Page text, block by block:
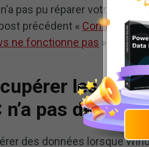
pas pu réparer votre PC ».
précédent « Comment
ne fonctionne pas » pour
les
n’a pas
des données lorsque